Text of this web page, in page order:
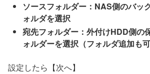
ソースフォルダー：NAS側のバッ
ォルダを選択
宛先フォルダー：外付けHDD側の
ォルダーを選択（フォルダ追加も可
設定したら【次へ】